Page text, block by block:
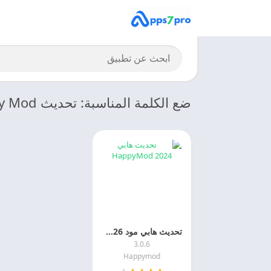
ضع الكلمة المناسبة: تحديث Happy Mod
تحديث هابي مود 2026 HappyMod اخر اصدار مجانا
3.0.6
Happymod